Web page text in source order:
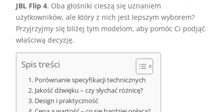
JBL Flip 4. Oba głośniki cieszą się uznaniem
użytkowników, ale który z nich jest lepszym wyborem?
Przyjrzyjmy się bliżej tym modelom, aby pomóc Ci podjąć
właściwą decyzję.
Spis treści
Porównanie specyfikacji technicznych
Jakość dźwięku – czy słychać różnicę?
Design i praktyczność